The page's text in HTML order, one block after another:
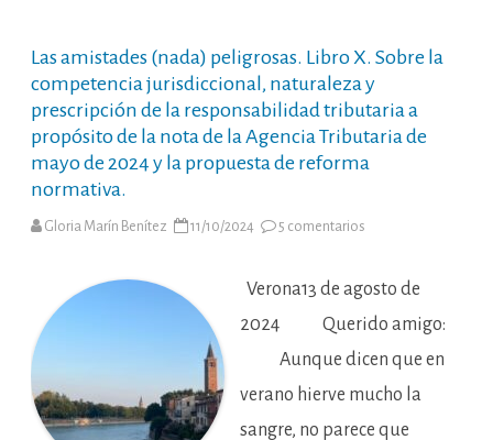
Las amistades (nada) peligrosas. Libro X. Sobre la
competencia jurisdiccional, naturaleza y
prescripción de la responsabilidad tributaria a
propósito de la nota de la Agencia Tributaria de
mayo de 2024 y la propuesta de reforma
normativa.
Gloria Marín Benítez 11/10/2024 5 comentarios
peligrosas.
X.
Sobre
competencia
naturaleza
prescripción
Verona13 de agosto de
2024 Querido amigo:
Aunque dicen que en
verano hierve mucho la
sangre, no parece que